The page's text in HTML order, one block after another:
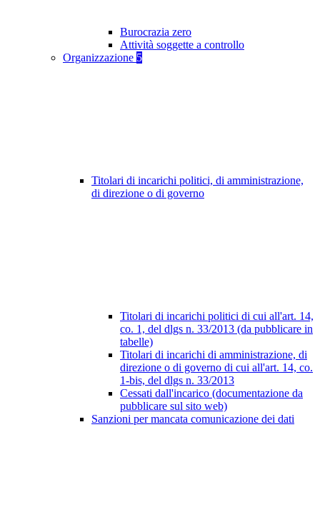
Burocrazia zero
Attività soggette a controllo
Organizzazione 5
Titolari di incarichi politici, di amministrazione,
di direzione o di governo
Titolari di incarichi politici di cui all'art. 14,
co. 1, del dlgs n. 33/2013 (da pubblicare in
tabelle)
Titolari di incarichi di amministrazione, di
direzione o di governo di cui all'art. 14, co.
1-bis, del dlgs n. 33/2013
Cessati dall'incarico (documentazione da
pubblicare sul sito web)
Sanzioni per mancata comunicazione dei dati